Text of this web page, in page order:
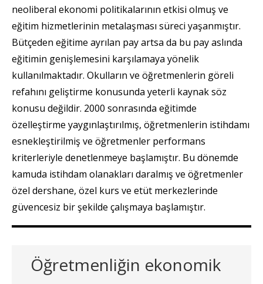
neoliberal ekonomi politikalarının etkisi olmuş ve
eğitim hizmetlerinin metalaşması süreci yaşanmıştır.
Bütçeden eğitime ayrılan pay artsa da bu pay aslında
eğitimin genişlemesini karşılamaya yönelik
kullanılmaktadır. Okulların ve öğretmenlerin göreli
refahını geliştirme konusunda yeterli kaynak söz
konusu değildir. 2000 sonrasında eğitimde
özelleştirme yaygınlaştırılmış, öğretmenlerin istihdamı
esnekleştirilmiş ve öğretmenler performans
kriterleriyle denetlenmeye başlamıştır. Bu dönemde
kamuda istihdam olanakları daralmış ve öğretmenler
özel dershane, özel kurs ve etüt merkezlerinde
güvencesiz bir şekilde çalışmaya başlamıştır.
Öğretmenliğin ekonomik